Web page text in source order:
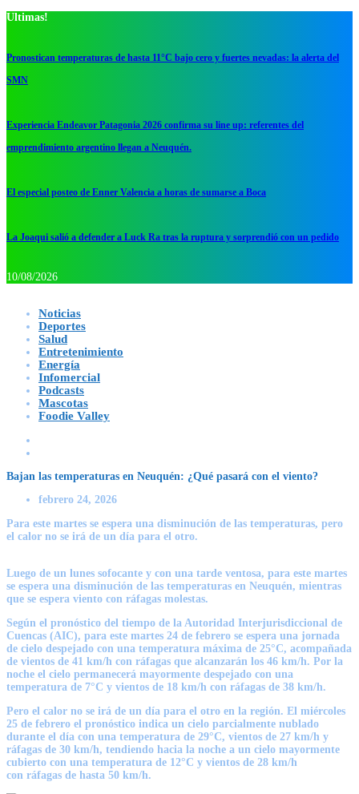
Ultimas!
Pronostican temperaturas de hasta 11°C bajo cero y fuertes nevadas: la alerta del
SMN
Experiencia Endeavor Patagonia 2026 confirma su line up: referentes del
emprendimiento argentino llegan a Neuquén.
El especial posteo de Enner Valencia a horas de sumarse a Boca
La Joaqui salió a defender a Luck Ra tras la ruptura y sorprendió con un pedido
10/08/2026
Noticias
Deportes
Salud
Entretenimiento
Energía
Infomercial
Podcasts
Mascotas
Foodie Valley
Bajan las temperaturas en Neuquén: ¿Qué pasará con el viento?
febrero 24, 2026
Para este martes se espera una disminución de las temperaturas, pero
el calor no se irá de un día para el otro.
Luego de un lunes sofocante y con una tarde ventosa, para este martes
se espera una disminución de las temperaturas en Neuquén, mientras
que se espera viento con ráfagas molestas.
Según el pronóstico del tiempo de la Autoridad Interjurisdiccional de
Cuencas (AIC), para este martes 24 de febrero se espera una jornada
de cielo despejado con una temperatura máxima de 25°C, acompañada
de vientos de 41 km/h con ráfagas que alcanzarán los 46 km/h. Por la
noche el cielo permanecerá mayormente despejado con una
temperatura de 7°C y vientos de 18 km/h con ráfagas de 38 km/h.
Pero el calor no se irá de un día para el otro en la región. El miércoles
25 de febrero el pronóstico indica un cielo parcialmente nublado
durante el día con una temperatura de 29°C, vientos de 27 km/h y
ráfagas de 30 km/h, tendiendo hacia la noche a un cielo mayormente
cubierto con una temperatura de 12°C y vientos de 28 km/h
con ráfagas de hasta 50 km/h.